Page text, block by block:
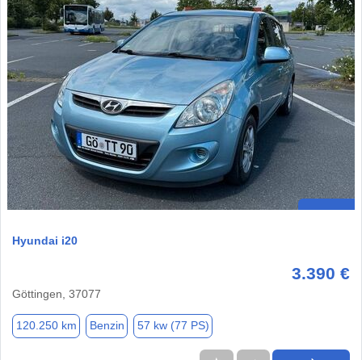
Hyundai i20
3.390 €
Göttingen, 37077
120.250 km Benzin 57 kw (77 PS)